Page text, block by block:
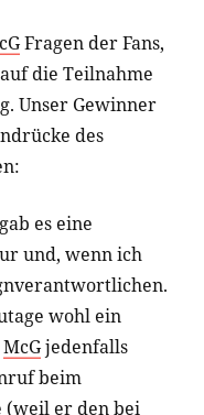
Fragen der Fans,
die Teilnahme
Unser Gewinner
des
es eine
und, wenn ich
wohl ein
McGjedenfalls
beim
(weil er den bei